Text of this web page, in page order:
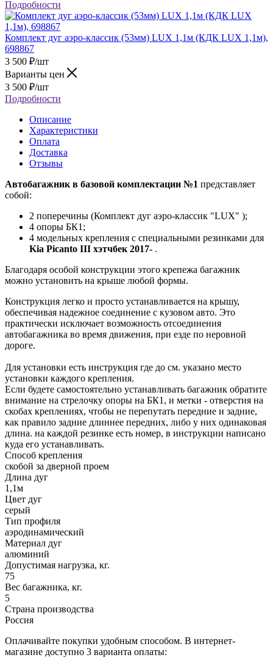
Подробности
Комплект дуг аэро-классик (53мм) LUX 1,1м (КДК LUX 1,1м),
698867
3 500 ₽/шт
Варианты цен
3 500 ₽/шт
Подробности
Описание
Характеристики
Оплата
Доставка
Отзывы
Автобагажник в базовой комплектации №1 представляет
собой:
2 поперечины (Комплект дуг аэро-классик "LUX" );
4 опоры БК1;
4 модельных крепления с специальными резинками для
Kia Piсanto III хэтчбек 2017- .
Благодаря особой конструкции этого крепежа багажник
можно установить на крыше любой формы.
Конструкция легко и просто устанавливается на крышу,
обеспечивая надежное соединение с кузовом авто. Это
практически исключает возможность отсоединения
автобагажника во время движения, при езде по неровной
дороге.
Для установки есть инструкция где до см. указано место
установки каждого крепления.
Если будете самостоятельно устанавливать багажник обратите
внимание на стрелочку опоры на БК1, и метки - отверстия на
скобах креплениях, чтобы не перепутать передние и задние,
как правило задние длиннее передних, либо у них одинаковая
длина. на каждой резинке есть номер, в инструкции написано
куда его устанавливать.
Способ крепления
скобой за дверной проем
Длина дуг
1,1м
Цвет дуг
серый
Тип профиля
аэродинамический
Материал дуг
алюминий
Допустимая нагрузка, кг.
75
Вес багажника, кг.
5
Страна производства
Россия
Оплачивайте покупки удобным способом. В интернет-
магазине доступно 3 варианта оплаты: